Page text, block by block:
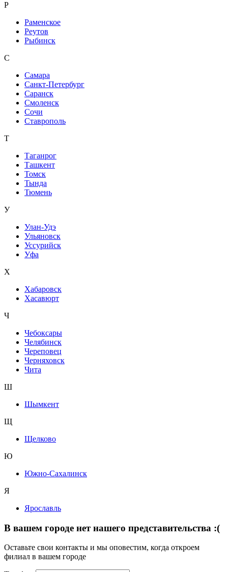
Р
Раменское
Реутов
Рыбинск
С
Самара
Санкт-Петербург
Саранск
Смоленск
Сочи
Ставрополь
Т
Таганрог
Ташкент
Томск
Тында
Тюмень
У
Улан-Удэ
Ульяновск
Уссурийск
Уфа
Х
Хабаровск
Хасавюрт
Ч
Чебоксары
Челябинск
Череповец
Черняховск
Чита
Ш
Шымкент
Щ
Щелково
Ю
Южно-Сахалинск
Я
Ярославль
В вашем городе нет нашего представительства :(
Оставьте свои контакты и мы оповестим, когда откроем
филиал в вашем городе